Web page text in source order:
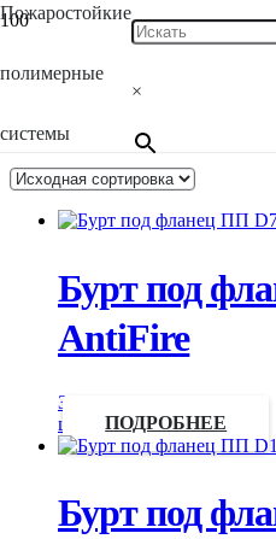
Пожаростойкие
полимерные
системы
×
Каталог
Отображение 1–10 из 451
Бурт под
AntiFire
Запросить
цену
ПОДРОБНЕЕ
Бурт под